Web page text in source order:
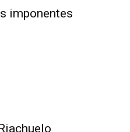
imponentes